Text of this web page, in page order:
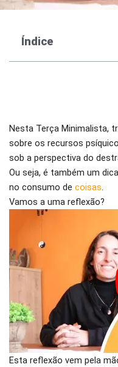
Índice
Nesta Terça Minimalista,
sobre os recursos
sob a perspectiva do
Ou seja, é também um
no consumo de coisas.
Vamos a uma reflexão?
Esta reflexão vem pela